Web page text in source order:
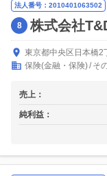
法人番号：2010401063502
8 株式会社
東京都中央区日本橋2
保険(金融・保険) そ
売上：
純利益：